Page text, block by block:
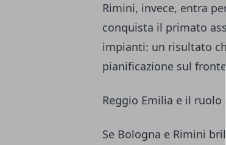
Rimini, invece, entra
conquista il primato
impianti: un risultato
pianificazione sul
Reggio Emilia e il ruolo
Se Bologna e Rimini